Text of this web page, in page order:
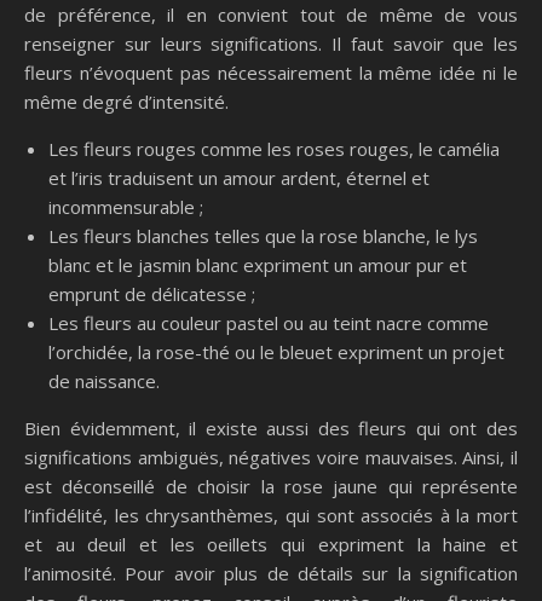
de préférence, il en convient tout de même de vous
renseigner sur leurs significations. Il faut savoir que les
fleurs n’évoquent pas nécessairement la même idée ni le
même degré d’intensité.
Les fleurs rouges comme les roses rouges, le camélia
et l’iris traduisent un amour ardent, éternel et
incommensurable ;
Les fleurs blanches telles que la rose blanche, le lys
blanc et le jasmin blanc expriment un amour pur et
emprunt de délicatesse ;
Les fleurs au couleur pastel ou au teint nacre comme
l’orchidée, la rose-thé ou le bleuet expriment un projet
de naissance.
Bien évidemment, il existe aussi des fleurs qui ont des
significations ambiguës, négatives voire mauvaises. Ainsi, il
est déconseillé de choisir la rose jaune qui représente
l’infidélité, les chrysanthèmes, qui sont associés à la mort
et au deuil et les oeillets qui expriment la haine et
l’animosité. Pour avoir plus de détails sur la signification